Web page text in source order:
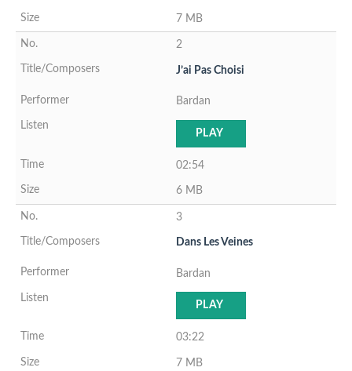
7 MB
2
J’ai Pas Choisi
Bardan
PLAY
02:54
6 MB
3
Dans Les Veines
Bardan
PLAY
03:22
7 MB